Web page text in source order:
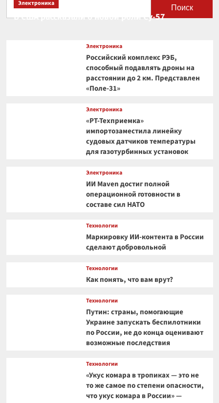
Поиск
Электроника
В США рассказали о новой роли Су-57
Электроника
Российский комплекс РЭБ,
способный подавлять дроны на
расстоянии до 2 км. Представлен
«Поле-31»
Электроника
«РТ-Техприемка»
импортозаместила линейку
судовых датчиков температуры
для газотурбинных установок
Электроника
ИИ Maven достиг полной
операционной готовности в
составе сил НАТО
Технологии
Маркировку ИИ-контента в России
сделают добровольной
Технологии
Как понять, что вам врут?
Технологии
Путин: страны, помогающие
Украине запускать беспилотники
по России, не до конца оценивают
возможные последствия
Технологии
«Укус комара в тропиках — это не
то же самое по степени опасности,
что укус комара в России» —